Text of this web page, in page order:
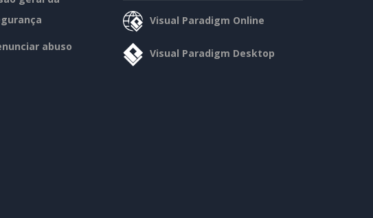
abuso
Visual Paradigm Online
Visual Paradigm Desktop